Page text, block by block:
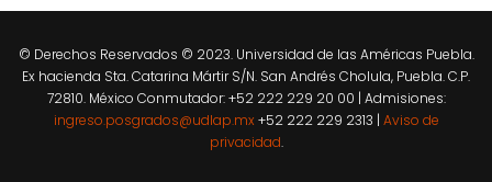
© Derechos Reservados © 2023. Universidad de las Américas Puebla.
Ex hacienda Sta. Catarina Mártir S/N. San Andrés Cholula, Puebla. C.P.
72810. México Conmutador: +52 222 229 20 00 | Admisiones:
ingreso.posgrados@udlap.mx +52 222 229 2313 | Aviso de
privacidad.